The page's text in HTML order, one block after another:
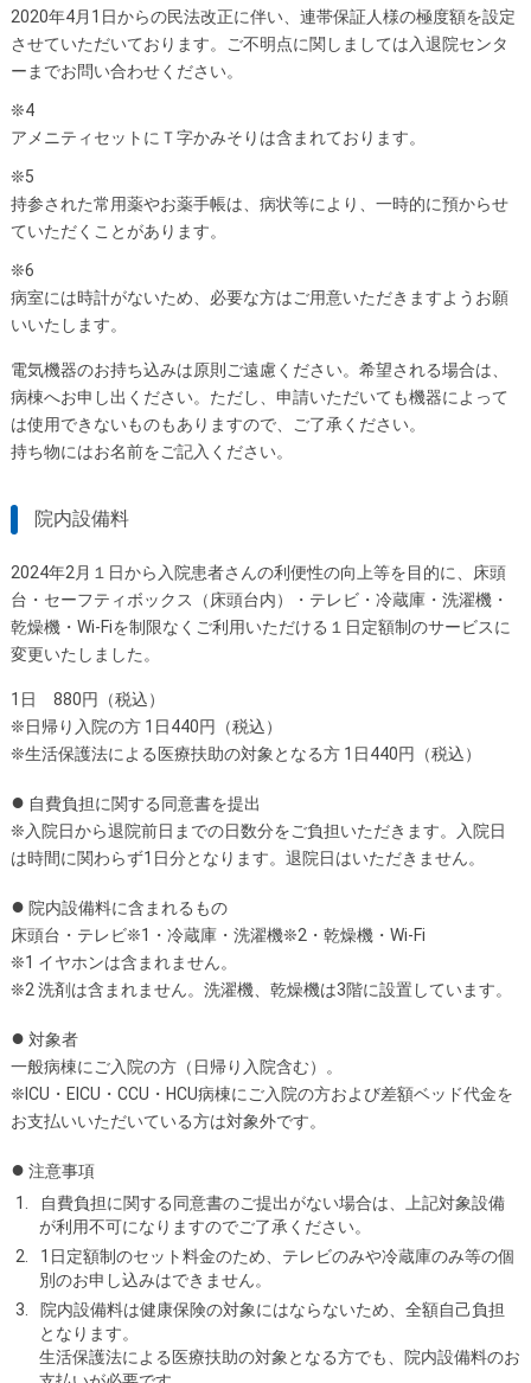
2020年4月1日からの民法改正に伴い、連帯保証人様の極度額を設定
させていただいております。ご不明点に関しましては入退院センタ
ーまでお問い合わせください。
❊4
アメニティセットにＴ字かみそりは含まれております。
❊5
持参された常用薬やお薬手帳は、病状等により、一時的に預からせ
ていただくことがあります。
❊6
病室には時計がないため、必要な方はご用意いただきますようお願
いいたします。
電気機器のお持ち込みは原則ご遠慮ください。希望される場合は、
病棟へお申し出ください。ただし、申請いただいても機器によって
は使用できないものもありますので、ご了承ください。
持ち物にはお名前をご記入ください。
院内設備料
2024年2月１日から入院患者さんの利便性の向上等を目的に、床頭
台・セーフティボックス（床頭台内）・テレビ・冷蔵庫・洗濯機・
乾燥機・Wi-Fiを制限なくご利用いただける１日定額制のサービスに
変更いたしました。
1日 880円（税込）
❊日帰り入院の方 1日440円（税込）
❊生活保護法による医療扶助の対象となる方 1日440円（税込）
● 自費負担に関する同意書を提出
❊入院日から退院前日までの日数分をご負担いただきます。入院日
は時間に関わらず1日分となります。退院日はいただきません。
● 院内設備料に含まれるもの
床頭台・テレビ❊1・冷蔵庫・洗濯機❊2・乾燥機・Wi-Fi
❊1 イヤホンは含まれません。
❊2 洗剤は含まれません。洗濯機、乾燥機は3階に設置しています。
● 対象者
一般病棟にご入院の方（日帰り入院含む）。
❊ICU・EICU・CCU・HCU病棟にご入院の方および差額ベッド代金を
お支払いいただいている方は対象外です。
● 注意事項
自費負担に関する同意書のご提出がない場合は、上記対象設備
が利用不可になりますのでご了承ください。
1日定額制のセット料金のため、テレビのみや冷蔵庫のみ等の個
別のお申し込みはできません。
院内設備料は健康保険の対象にはならないため、全額自己負担
となります。
生活保護法による医療扶助の対象となる方でも、院内設備料のお